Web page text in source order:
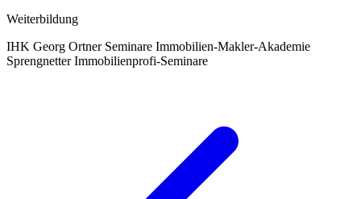
Weiterbildung
IHK Georg Ortner Seminare Immobilien-Makler-Akademie
Sprengnetter Immobilienprofi-Seminare